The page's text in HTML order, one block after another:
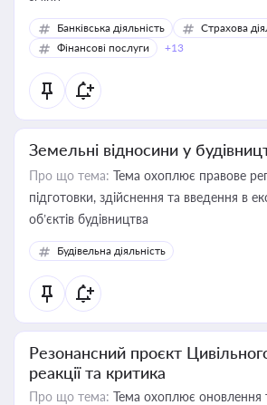
Банківська діяльність
Страхова
Фінансові послуги
+13
Земельні відносини у
Про що тема: Тема охоплює правове
підготовки, здійснення та введення в
об’єктів будівництва
Будівельна діяльність
Резонансний проєкт
реакції та критика
Про що тема: Тема охоплює оновлення